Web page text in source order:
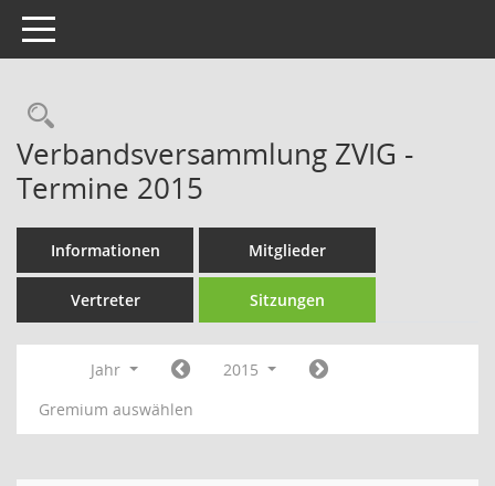
Toggle navigation
Rechercheauswahl
Verbandsversammlung ZVIG -
Termine 2015
Informationen Mitglieder
Vertreter Sitzungen
Jahr
2015
Gremium auswählen